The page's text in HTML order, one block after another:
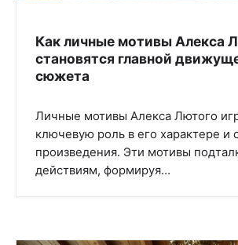
Как личные мотивы Алекса
становятся главной
сюжета
Личные мотивы Алекса Лютого
ключевую роль в его характере и
произведения. Эти мотивы
действиям, формируя…